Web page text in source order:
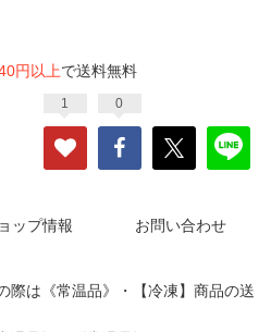
円以上で送料無料
1 0
ップ情報 お問い合わせ
際は《常温品》・【冷凍】商品の送